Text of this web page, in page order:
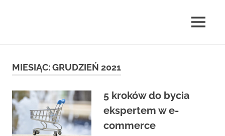
MENU
MIESIĄC:GRUDZIEŃ 2021
5 kroków do bycia
ekspertem w e-
commerce